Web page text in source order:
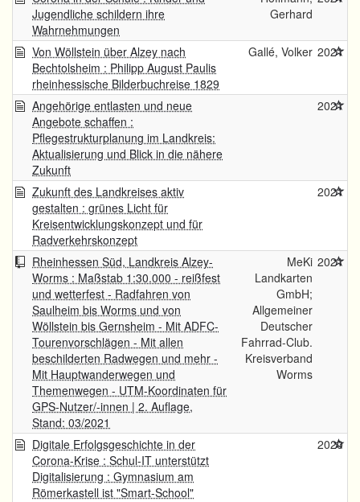
Jugendliche schildern ihre
Wahrnehmungen
Gerhard
Von Wöllstein über Alzey nach
Bechtolsheim : Philipp August Paulis
rheinhessische Bilderbuchreise 1829
Gallé, Volker 2021
Angehörige entlasten und neue
Angebote schaffen :
Pflegestrukturplanung im Landkreis:
Aktualisierung und Blick in die nähere
Zukunft
2021
Zukunft des Landkreises aktiv
gestalten : grünes Licht für
Kreisentwicklungskonzept und für
Radverkehrskonzept
2021
Rheinhessen Süd, Landkreis Alzey-
Worms : Maßstab 1:30.000 - reißfest
und wetterfest - Radfahren von
Saulheim bis Worms und von
Wöllstein bis Gernsheim - Mit ADFC-
Tourenvorschlägen - Mit allen
beschilderten Radwegen und mehr -
Mit Hauptwanderwegen und
Themenwegen - UTM-Koordinaten für
GPS-Nutzer/-innen | 2. Auflage,
Stand: 03/2021
MeKi
Landkarten
GmbH;
Allgemeiner
Deutscher
Fahrrad-Club.
Kreisverband
Worms
2021
Digitale Erfolgsgeschichte in der
Corona-Krise : Schul-IT unterstützt
Digitalisierung : Gymnasium am
Römerkastell ist "Smart-School"
2020